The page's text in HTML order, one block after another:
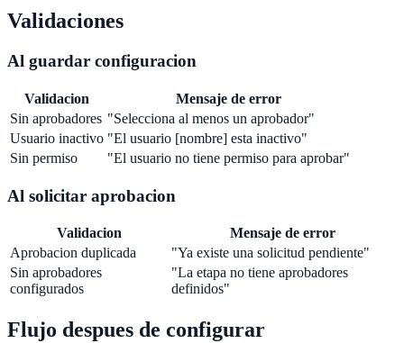
Validaciones
Al guardar configuracion
Validacion
Mensaje de error
Sin aprobadores "Selecciona al menos un aprobador"
Usuario inactivo "El usuario [nombre] esta inactivo"
Sin permiso
"El usuario no tiene permiso para aprobar"
Al solicitar aprobacion
Validacion
Mensaje de error
Aprobacion duplicada
"Ya existe una solicitud pendiente"
Sin aprobadores
configurados
"La etapa no tiene aprobadores
definidos"
Flujo despues de configurar